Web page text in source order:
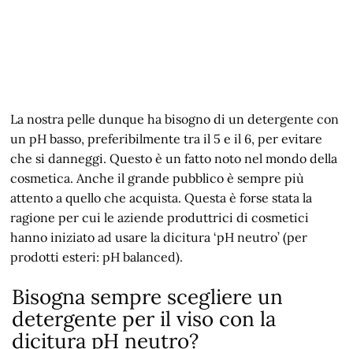
La nostra pelle dunque ha bisogno di un detergente con
un pH basso, preferibilmente tra il 5 e il 6, per evitare
che si danneggi. Questo è un fatto noto nel mondo della
cosmetica. Anche il grande pubblico è sempre più
attento a quello che acquista. Questa è forse stata la
ragione per cui le aziende produttrici di cosmetici
hanno iniziato ad usare la dicitura ‘pH neutro’ (per
prodotti esteri: pH balanced).
Bisogna sempre scegliere un
detergente per il viso con la
dicitura pH neutro?